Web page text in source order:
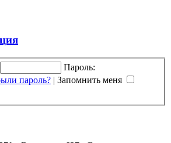
Пароль:
пароль? | Запомнить меня